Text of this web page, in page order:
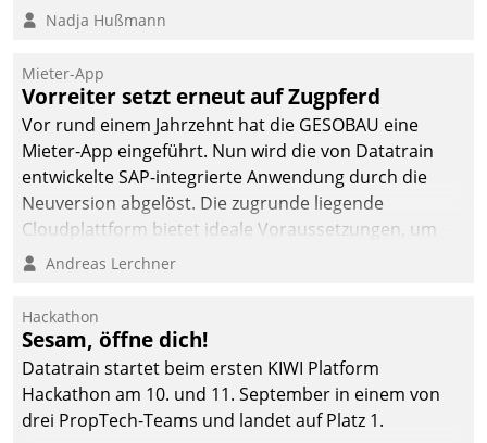
Nadja Hußmann
Mieter-App
Vorreiter setzt erneut auf Zugpferd
Vor rund einem Jahrzehnt hat die GESOBAU eine
Mieter-App eingeführt. Nun wird die von Datatrain
entwickelte SAP-integrierte Anwendung durch die
Neuversion abgelöst. Die zugrunde liegende
Cloudplattform bietet ideale Voraussetzungen, um
die Funktionalität der App zu erweitern und weitere
integrieren.
Andreas Lerchner
Hackathon
Sesam, öffne dich!
Datatrain startet beim ersten KIWI Platform
Hackathon am 10. und 11. September in einem von
drei PropTech-Teams und landet auf Platz 1.